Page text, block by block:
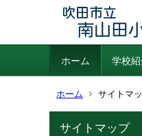
ホーム 学校
ホーム サイトマ
サイトマップ